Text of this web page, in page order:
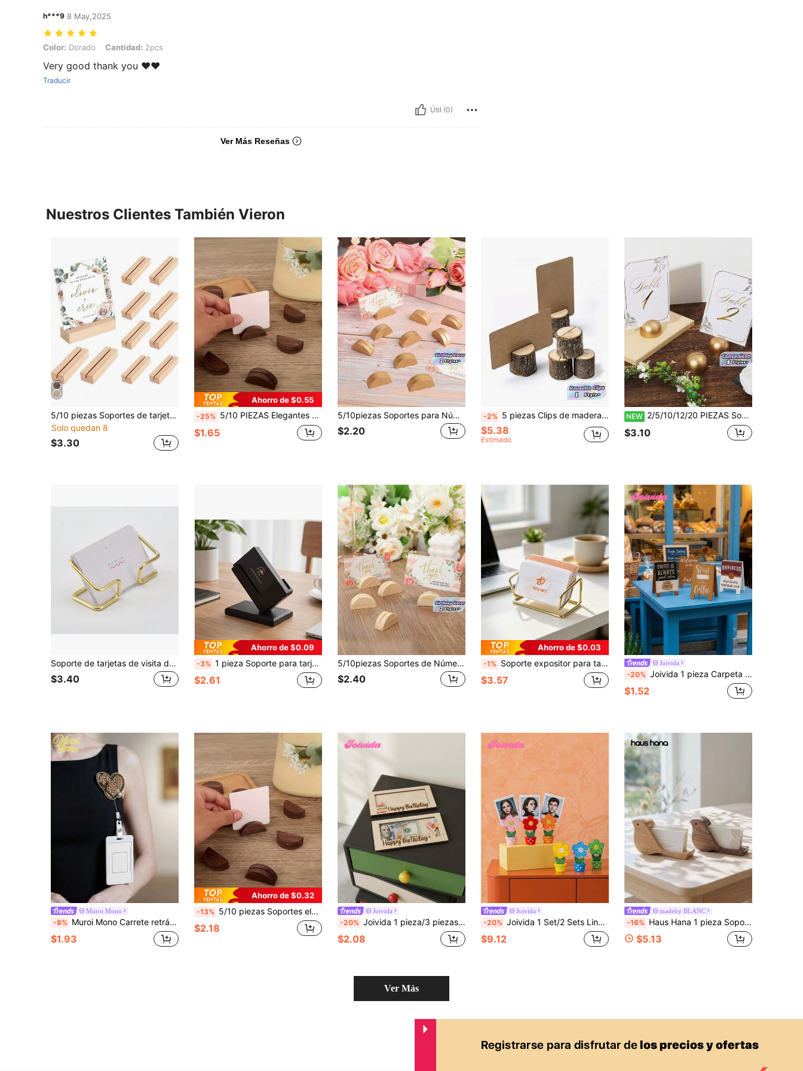
h***9 8 May,2025
Color: Dorado, Cantidad: 2pcs
Color: Dorado Cantidad: 2pcs
Very good thank you ❤️❤️
Traducir
Útil (0)
Ver Más Reseñas
Nuestros Clientes También Vieron
5/10 piezas Soportes de tarjeta de mesa semicirculares, soportes de número de mesa, soportes de número de mesa de madera, adecuados para bodas, cumpleaños, eventos de jardín, restaurantes, oficinas, etiquetas, fotos, menús, banquetes, fiestas de cumpleaños, fiestas de boda, decoraciones de eventos
Solo quedan 8
$3.30
Ahorro de $0.55
-25% 5/10 PIEZAS Elegantes soportes de número de mesa de madera - Portarretratos semicirculares para bodas, fiestas en la playa, cumpleaños, eventos de jardín y restaurantes, diseño duradero y elegante | Decoración elegante para la mesa, exhibición de sobremesa para organizadores de eventos, organizadores de bodas, decoraciones de fiesta de lujo
$1.65
5/10piezas Soportes para Números de Mesa Dorados, Soportes Semicirculares para Tarjetas de Lugar para Bodas, Fiestas en la Playa, Cumpleaños, Eventos en el Jardín, Restaurantes – Decoración de Mesa Duradera & Elegante para Organizadores de Eventos, Organizadores de Bodas, Suministros de Fiesta de Lujo
$2.20
-2% 5 piezas Clips de madera vintage con alambre en espiral, textura de grano de madera para sujetar notas, tarjetas y fotos, tarjetas de mesa de papel kraft para boda, fiesta, números de mesa y etiquetas de nombre
$5.38
Estimado
NEW 2/5/10/12/20 PIEZAS Soporte para Tarjeta de Número de Mesa, Tarjeta de Lugar, Etiqueta de Nombre, Nota de Memorándum, Estante de Exhibición, Tono Plateado, Diseño Clásico para Boda, Banquete, Aniversario, Fiesta de Cumpleaños, Conferencia, Reunión, Aula, Escuela, Regreso a la Escuela, Suministros de Oficina, Decoración del Hogar, Imprescindible
$3.10
Soporte de tarjetas de visita de escritorio de hierro simple y calado, que puede contener hasta 50 tarjetas, artículo de vuelta al colegio
$3.40
Ahorro de $0.09
-3% 1 pieza Soporte para tarjetas de visita de estilo industrial creativo, soporte de exhibición de tarjetas de visita de escritorio, organizador y almacenamiento de oficina de diseño minimalista, adecuado para decoración de oficina/banco de trabajo, negocios
$2.61
5/10piezas Soportes de Número de Mesa de Madera Natural, Soportes Semicirculares para Tarjetas de Lugar para Bodas, Fiestas en la Playa, Cumpleaños, Eventos en el Jardín, Restaurantes – Decoración de Mesa Duradera & Elegante para Organizadores de Eventos, Organizadores de Bodas, Suministros de Fiesta de Lujo
$2.40
Ahorro de $0.03
-1% Soporte expositor para tarjetas de visita, organizador moderno de tarjetas de visita, soporte expositor de escritorio para tarjetas de visita, organizador moderno de tarjetas de visita
$3.57
Joivida
-20% Joivida 1 pieza Carpeta de mensaje de serie de dibujos animados, carpeta de fotos de madera linda, decoración de escritorio, carpeta de notas, suministros de oficina, portador de tarjeta de visita, muy adecuado para Navidad, Halloween, Pascua, Día de San Valentín, regalos de cumpleaños, regalos únicos, la mejor opción ideal para regalar
$1.52
Muroi Mono
-8% Muroi Mono Carrete retráctil de identificación con brillo de leopardo con forma de corazón, soporte de identificación de enfermera lindo con clip de caimán, carrete retráctil para etiqueta de nombre, clip retráctil para identificación, soporte para identificación de enfermera, carretes de identificación lindos para enfermeras, maestros, estudiantes, múltiples diseños disponibles (moño, ganso, fresa), clip de identificación de bricolaje para el Día de San Valentín, soporte para tarjeta de identificación, carrete de identificación para el trabajo, regalo ideal para el Día del Padre, cumpleaños, Semana de Apreciación de Enfermeras y trabajadores médicos
$1.93
Ahorro de $0.32
-13% 5/10 piezas Soportes elegantes de madera para números de mesa - Soportes semicirculares para tarjetas de lugar para bodas, fiestas en la playa, cumpleaños, eventos en el jardín & restaurantes, diseño duradero y elegante, decoración de mesa para eventos | Configuración de mesa elegante
$2.18
Joivida
-20% Joivida 1 pieza/3 piezas Clip de dinero de madera para regalo de fiesta de cumpleaños, soporte creativo para tarjetas de crédito y de visita, sobre de tarjeta de felicitación de cumpleaños con diseño calado, regalo sorpresa con un sentido ritual para regalar
$2.08
Joivida
-20% Joivida 1 Set/2 Sets Lindos clips de fotos de macetas de madera, clips conmemorativos de flores de colores de dopamina, clips con forma de flor en maceta, clips de fotos con tema de primavera para almacenar fotos, notas, tarjetas de visita, memos, adorno de escritorio para exhibición de fotos, ideal para oficina, hogar, escuela, decoración de boda, regalos de cumpleaños, decoración de primavera, accesorios para fotos, perfectos para amantes de las plantas, papelería y amantes de las manualidades. (1 Set contiene 6 piezas)
$9.12
madeby BLANC
-16% Haus Hana 1 pieza Soporte de tarjeta de presentación de madera con forma de pájaro, soporte de tarjeta de escritorio con animal en miniatura para oficina, hogar, estuche de tarjeta de nombre lindo para escritorio, soporte de postal, decoración de mesa, caja de regalo
$5.13
Ver Más